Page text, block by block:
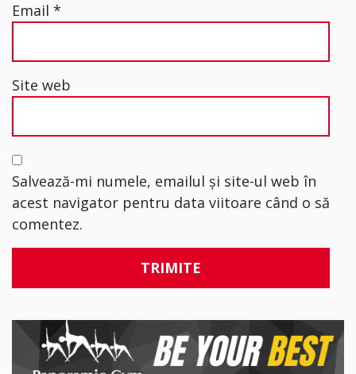
Email *
Site web
Salvează-mi numele, emailul și site-ul web în
acest navigator pentru data viitoare când o să
comentez.